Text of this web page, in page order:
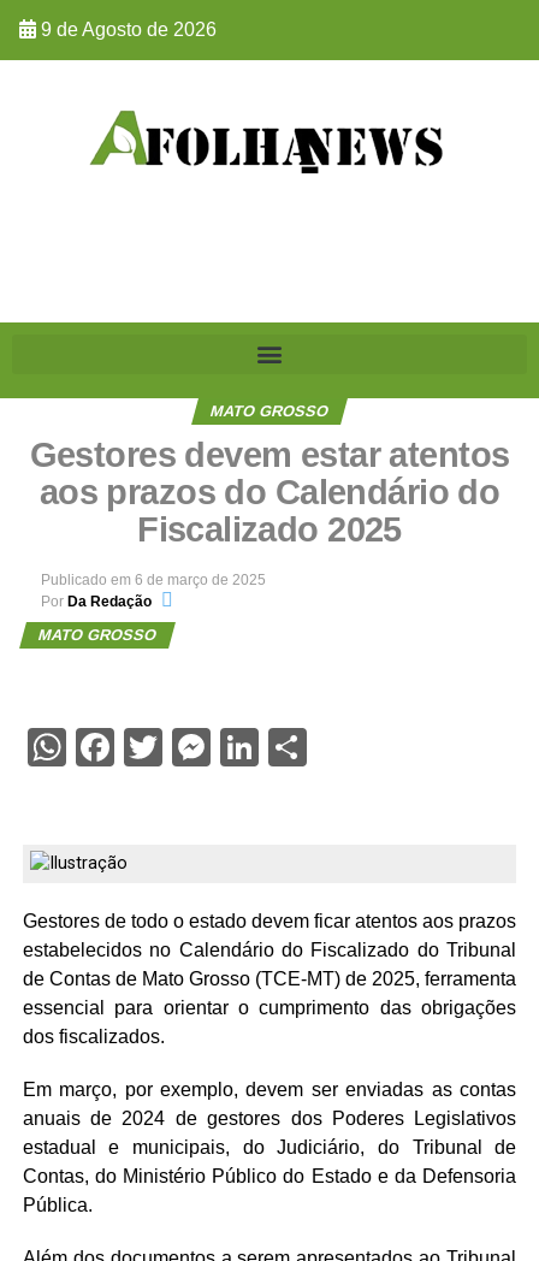
9 de Agosto de 2026
MATO GROSSO
Gestores devem estar atentos
aos prazos do Calendário do
Fiscalizado 2025
Publicado em 6 de março de 2025
Por Da Redação
MATO GROSSO
WhatsApp
Facebook
Twitter
Messenger
LinkedIn
Share
Gestores de todo o estado devem ficar atentos aos prazos
estabelecidos no Calendário do Fiscalizado do Tribunal
de Contas de Mato Grosso (TCE-MT) de 2025, ferramenta
essencial para orientar o cumprimento das obrigações
dos fiscalizados.
Em março, por exemplo, devem ser enviadas as contas
anuais de 2024 de gestores dos Poderes Legislativos
estadual e municipais, do Judiciário, do Tribunal de
Contas, do Ministério Público do Estado e da Defensoria
Pública.